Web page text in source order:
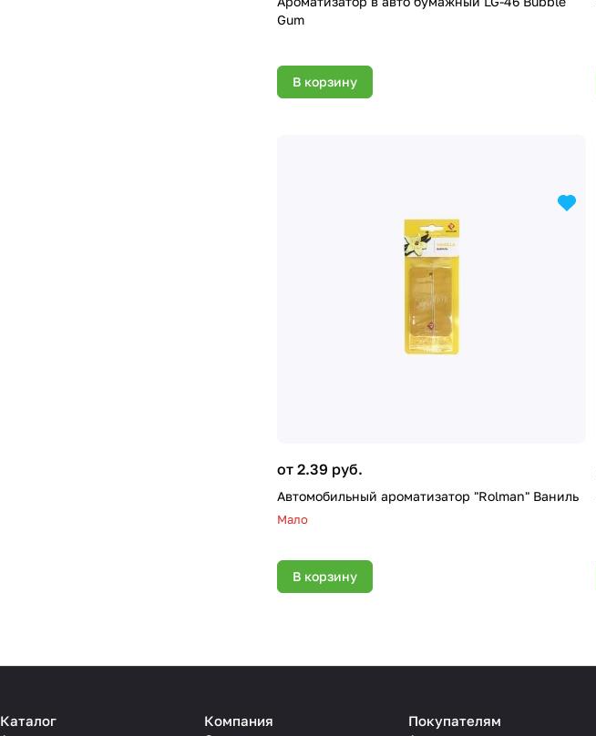
Gum
В корзину
от 2.39 руб.
Автомобильный ароматизатор "Rolman" Ваниль
Мало
В корзину
Каталог Компания Покупателям